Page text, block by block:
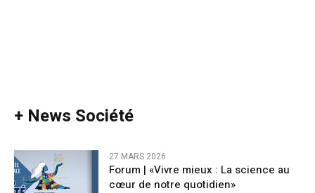
+ News Société
27 MARS 2026
Forum | «Vivre mieux : La science au
cœur de notre quotidien»